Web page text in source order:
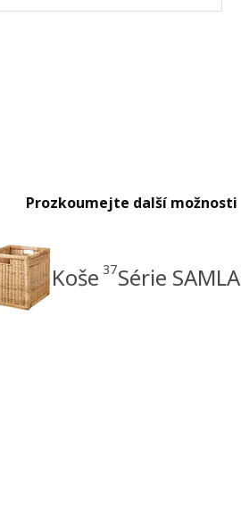
Prozkoumejte další možnosti
Koše 37Série SAMLA